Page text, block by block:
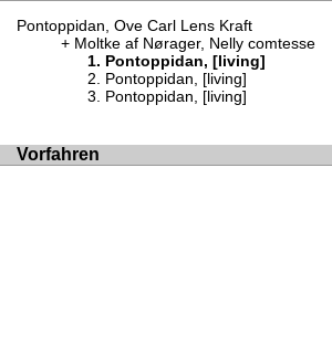
Pontoppidan, Ove Carl Lens Kraft
Moltke af Nørager, Nelly comtesse
Pontoppidan, [living]
Pontoppidan, [living]
Pontoppidan, [living]
Vorfahren